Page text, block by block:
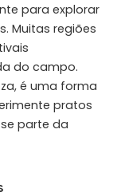
para explorar
Muitas regiões
do campo.
é uma forma
pratos
parte da